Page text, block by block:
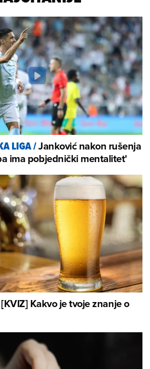
LIGA/Janković nakon rušenja
ima pobjednički mentalitet'
[KVIZ] Kakvo je tvoje znanje o